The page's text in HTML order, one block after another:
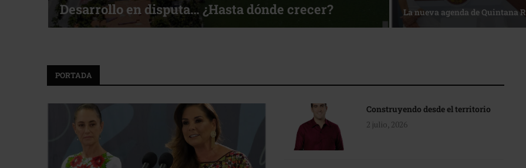
en disputa… ¿Hasta dónde crecer? La nueva agenda de Quintana Roo 1 de agosto •
PORTADA
Construyendo desde el territorio
2 julio, 2026